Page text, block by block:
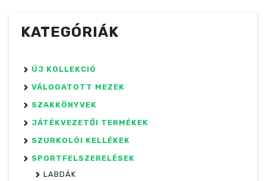
KATEGÓRIÁK
ÚJ KOLLEKCIÓ
VÁLOGATOTT MEZEK
SZAKKÖNYVEK
JÁTÉKVEZETŐI TERMÉKEK
SZURKOLÓI KELLÉKEK
SPORTFELSZERELÉSEK
LABDÁK